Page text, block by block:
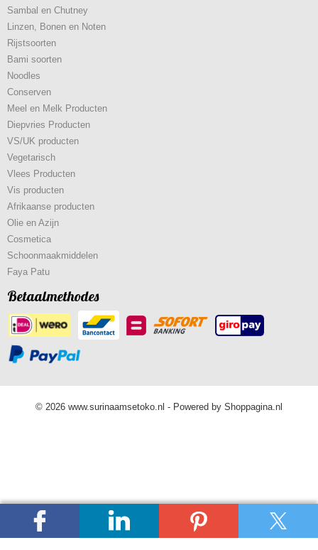
Sambal en Chutney
Linzen, Bonen en Noten
Rijstsoorten
Bami soorten
Noodles
Conserven
Meel en Melk Producten
Diepvries Producten
VS/UK producten
Vegetarisch
Vlees Producten
Vis producten
Afrikaanse producten
Olie en Azijn
Cosmetica
Schoonmaakmiddelen
Faya Patu
Betaalmethodes
© 2026 www.surinaamsetoko.nl - Powered by Shoppagina.nl